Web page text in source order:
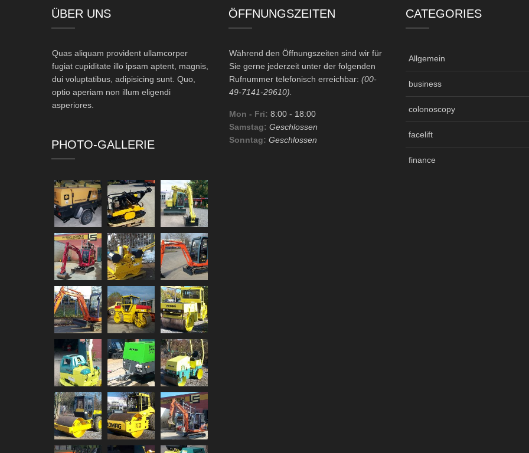
ÜBER UNS
Quas aliquam provident ullamcorper
fugiat cupiditate illo ipsam aptent, magnis,
dui voluptatibus, adipisicing sunt. Quo,
optio aperiam non illum eligendi
asperiores.
PHOTO-GALLERIE
ÖFFNUNGSZEITEN
Während den Öffnungszeiten sind wir für
Sie gerne jederzeit unter der folgenden
Rufnummer telefonisch erreichbar: (00-
49-7141-29610).
Mon - Fri: 8:00 - 18:00
Samstag: Geschlossen
Sonntag: Geschlossen
CATEGORIES
Allgemein
business
colonoscopy
facelift
finance